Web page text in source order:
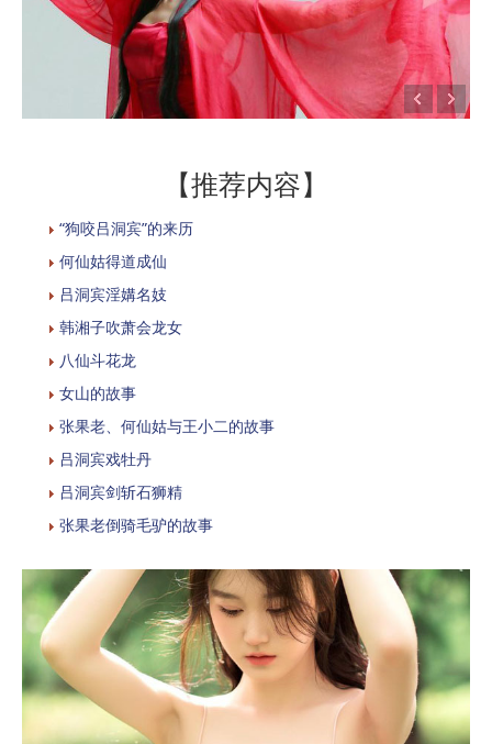
【推荐内容】
“狗咬吕洞宾”的来历
何仙姑得道成仙
吕洞宾淫媾名妓
韩湘子吹萧会龙女
八仙斗花龙
女山的故事
张果老、何仙姑与王小二的故事
吕洞宾戏牡丹
吕洞宾剑斩石狮精
张果老倒骑毛驴的故事